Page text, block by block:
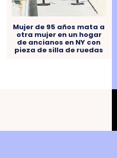
Mujer de 95 años mata a
otra mujer en un hogar
de ancianos en NY con
pieza de silla de ruedas